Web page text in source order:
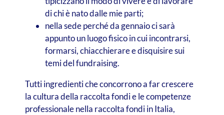
di chi è nato dalle mie parti;
nella sede perché da gennaio ci sarà
appunto un luogo fisico in cui incontrarsi,
formarsi, chiacchierare e disquisire sui
temi del fundraising.
Tutti ingredienti che concorrono a far crescere
la cultura della raccolta fondi e le competenze
professionale nella raccolta fondi in Italia,